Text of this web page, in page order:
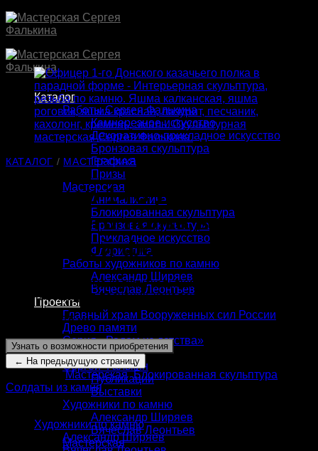
Skip
to
content
Каталог
Работы Сергея Фалькина
Камнерезное искусство
Декоративно-прикладное искусство
Бронзовая скульптура
Графика
Призы
Мастерская
Анималистика
Блокированная скульптура
Бронзовая скульптура
Прикладное искусство
Флористика
Работы художников по камню
Александр Ширяев
Вячеслав Леонтьев
Проекты
Главный храм Вооруженных сил России
Древо памяти
Серия «Родом из детства»
О нас
Сергей Фалькин
Публикации
Выставки
Художники по камню
Александр Ширяев
Вячеслав Леонтьев
Мастерская
КАТАЛОГ / МАСТЕРСКАЯ
Офицер 1-го Донского
казачьего полка в
парадной форме.
яшма калканская, яшма роговик, яшма
красная, лазурит, песчаник, кахолонг, кремень, эмаль.
: 175 мм.
Узнать о возможности приобретения
Категории:Мастерская,Блокированная скульптура
Солдаты из камня
Художники по камню
Александр Ширяев